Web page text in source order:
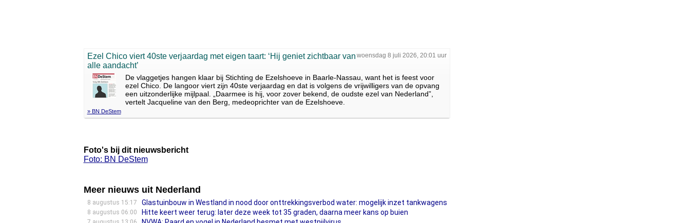
woensdag 8 juli 2026, 20:01 uur
Ezel Chico viert 40ste verjaardag met eigen taart: ‘Hij geniet zichtbaar van
alle aandacht’
De vlaggetjes hangen klaar bij Stichting de Ezelshoeve in Baarle-Nassau, want het is feest voor
ezel Chico. De langoor viert zijn 40ste verjaardag en dat is volgens de vrijwilligers van de opvang
een uitzonderlijke mijlpaal. „Daarmee is hij, voor zover bekend, de oudste ezel van Nederland”,
vertelt Jacqueline van den Berg, medeoprichter van de Ezelshoeve.
» BN DeStem
Foto's bij dit nieuwsbericht
Foto: BN DeStem
Meer nieuws uit Nederland
8 augustus 15:17 Glastuinbouw in Westland in nood door onttrekkingsverbod water: mogelijk inzet tankwagens
8 augustus 06:00 Hitte keert weer terug: later deze week tot 35 graden, daarna meer kans op buien